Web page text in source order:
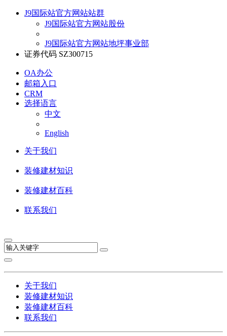
J9国际站官方网站站群
J9国际站官方网站股份
J9国际站官方网站地坪事业部
证券代码 SZ300715
OA办公
邮箱入口
CRM
选择语言
中文
English
关于我们
装修建材知识
装修建材百科
联系我们
关于我们
装修建材知识
装修建材百科
联系我们